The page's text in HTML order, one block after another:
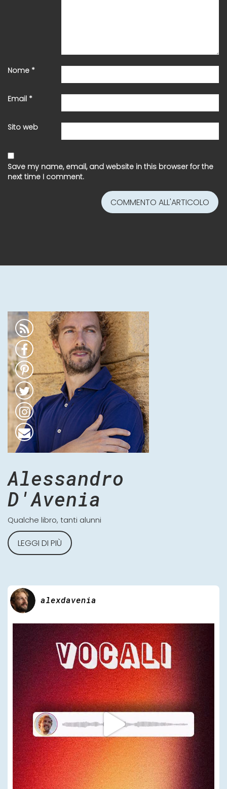
Nome *
Email *
Sito web
Save my name, email, and website in this browser for the
next time I comment.
Alessandro
D'Avenia
Qualche libro, tanti alunni
LEGGI DI PIÙ
alexdavenia